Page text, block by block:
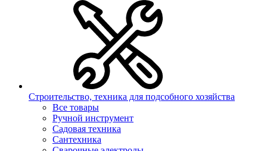
Строительство, техника для подсобного хозяйства
Все товары
Ручной инструмент
Садовая техника
Сантехника